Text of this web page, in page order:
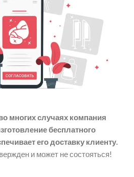
многих случаях компания
бесплатного
его доставку клиенту.
и может не состояться!